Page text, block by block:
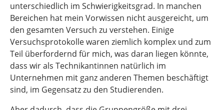
unterschiedlich im Schwierigkeitsgrad. In manchen
Bereichen hat mein Vorwissen nicht ausgereicht, um
den gesamten Versuch zu verstehen. Einige
Versuchsprotokolle waren ziemlich komplex und zum
Teil überfordernd für mich, was daran liegen könnte,
dass wir als Technikantinnen natürlich im
Unternehmen mit ganz anderen Themen beschäftigt
sind, im Gegensatz zu den Studierenden.